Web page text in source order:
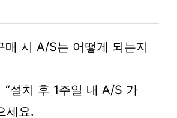
매 시 A/S는 어떻게 되는지
“설치 후 1주일 내 A/S 가
세요.